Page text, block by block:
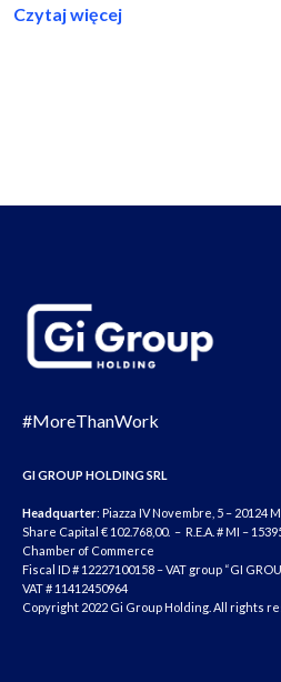
Czytaj więcej
#MoreThanWork
GI GROUP HOLDING SRL
Headquarter: Piazza IV Novembre, 5 – 20124
Share Capital € 102.768,00. – R.E.A. # MI –
Chamber of Commerce
Fiscal ID # 12227100158 – VAT group “GI
VAT # 11412450964
Copyright 2022 Gi Group Holding. All rights